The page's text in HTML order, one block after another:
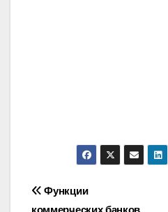
Post
Функции
коммерческих банков